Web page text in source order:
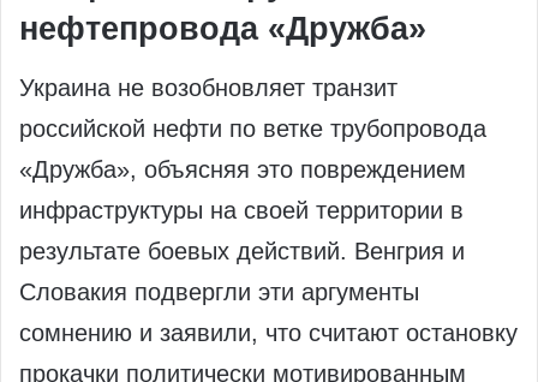
нефтепровода «Дружба»
Украина не возобновляет транзит
российской нефти по ветке трубопровода
«Дружба», объясняя это повреждением
инфраструктуры на своей территории в
результате боевых действий. Венгрия и
Словакия подвергли эти аргументы
сомнению и заявили, что считают остановку
прокачки политически мотивированным